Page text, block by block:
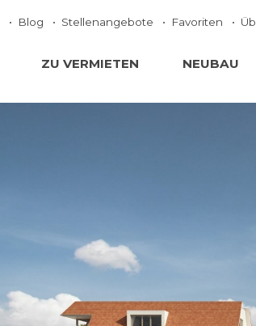
Blog Stellenangebote Favoriten
ZU VERMIETEN NEUBAU